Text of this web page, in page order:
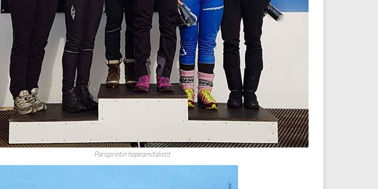
Parisprintin hopeamitalistit.